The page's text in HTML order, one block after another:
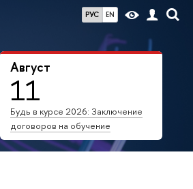
РУС EN
Август
11
Будь в курсе 2026: Заключение
договоров на обучение